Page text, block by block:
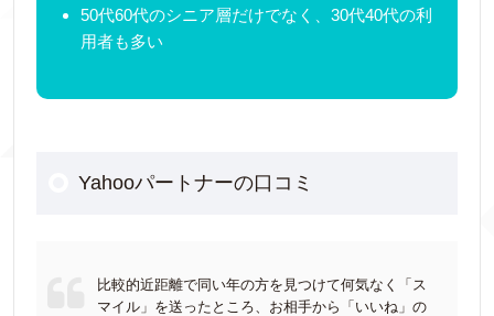
50代60代のシニア層だけでなく、30代40代の利
用者も多い
Yahooパートナーの口コミ
比較的近距離で同い年の方を見つけて何気なく「ス
マイル」を送ったところ、お相手から「いいね」の